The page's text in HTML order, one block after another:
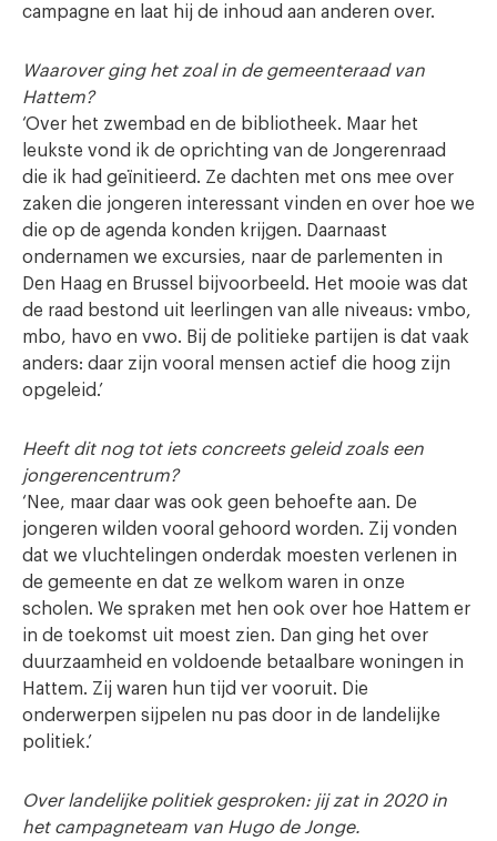
campagne en laat hij de inhoud aan anderen over.
Waarover ging het zoal in de gemeenteraad van
Hattem?
‘Over het zwembad en de bibliotheek. Maar het
leukste vond ik de oprichting van de Jongerenraad
die ik had geïnitieerd. Ze dachten met ons mee over
zaken die jongeren interessant vinden en over hoe we
die op de agenda konden krijgen. Daarnaast
ondernamen we excursies, naar de parlementen in
Den Haag en Brussel bijvoorbeeld. Het mooie was dat
de raad bestond uit leerlingen van alle niveaus: vmbo,
mbo, havo en vwo. Bij de politieke partijen is dat vaak
anders: daar zijn vooral mensen actief die hoog zijn
opgeleid.’
Heeft dit nog tot iets concreets geleid zoals een
jongerencentrum?
‘Nee, maar daar was ook geen behoefte aan. De
jongeren wilden vooral gehoord worden. Zij vonden
dat we vluchtelingen onderdak moesten verlenen in
de gemeente en dat ze welkom waren in onze
scholen. We spraken met hen ook over hoe Hattem er
in de toekomst uit moest zien. Dan ging het over
duurzaamheid en voldoende betaalbare woningen in
Hattem. Zij waren hun tijd ver vooruit. Die
onderwerpen sijpelen nu pas door in de landelijke
politiek.’
Over landelijke politiek gesproken: jij zat in 2020 in
het campagneteam van Hugo de Jonge.